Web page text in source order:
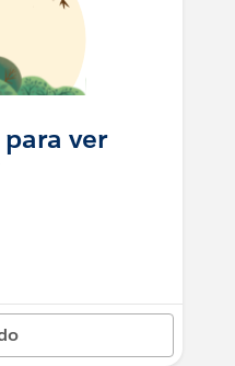
ver